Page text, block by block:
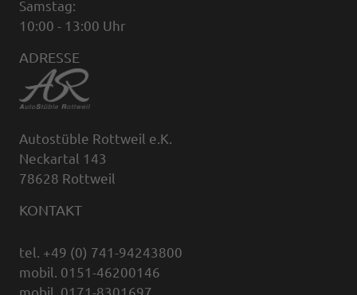
Samstag:
10:00 - 13:00 Uhr
ADRESSE
Autostüble Rottweil e.K.
Neckartal 143
78628 Rottweil
KONTAKT
tel. +49 (0) 741-94243800
mobil. 0151-46200146